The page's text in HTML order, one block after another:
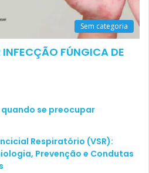
Sem categoria
FÚNGICA DE
se preocupar
Respiratório (VSR):
Prevenção e Condutas